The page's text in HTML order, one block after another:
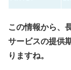
この情報から、
サービスの提供
りますね。